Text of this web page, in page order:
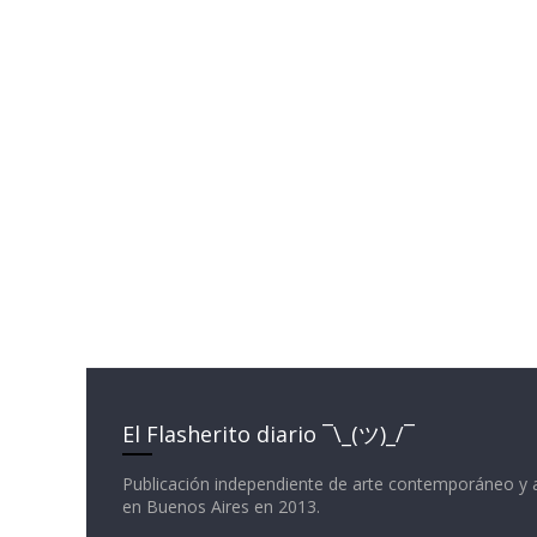
El Flasherito diario ¯\_(ツ)_/¯
Publicación independiente de arte contemporáneo y
en Buenos Aires en 2013.